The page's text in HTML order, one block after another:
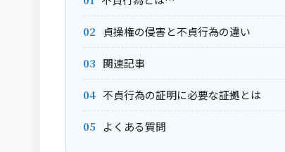
貞操権の侵害と不貞行為の違い
関連記事
不貞行為の証明に必要な証拠とは
よくある質問